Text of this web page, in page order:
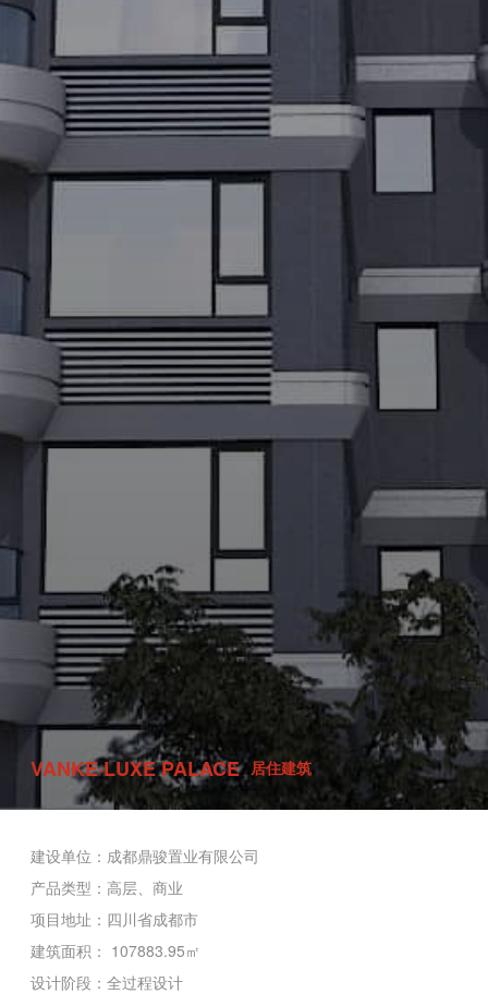
VANKE·LUXE PALACE 居住建筑
建设单位：成都鼎骏置业有限公司
产品类型：高层、商业
项目地址：四川省成都市
建筑面积： 107883.95㎡
设计阶段：全过程设计